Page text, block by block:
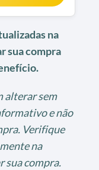
na
sua compra
alterar sem
e não
Verifique
na
sua compra.